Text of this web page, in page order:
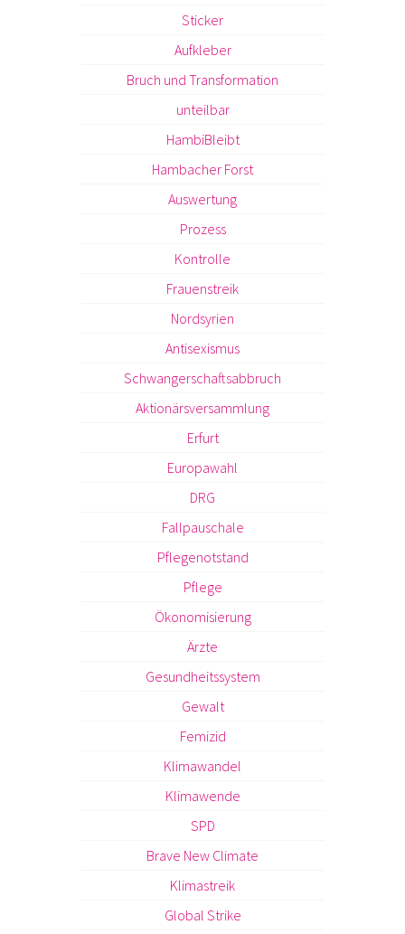
Sticker
Aufkleber
Bruch und Transformation
unteilbar
HambiBleibt
Hambacher Forst
Auswertung
Prozess
Kontrolle
Frauenstreik
Nordsyrien
Antisexismus
Schwangerschaftsabbruch
Aktionärsversammlung
Erfurt
Europawahl
DRG
Fallpauschale
Pflegenotstand
Pflege
Ökonomisierung
Ärzte
Gesundheitssystem
Gewalt
Femizid
Klimawandel
Klimawende
SPD
Brave New Climate
Klimastreik
Global Strike